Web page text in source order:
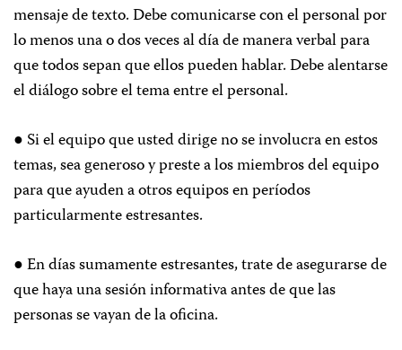
mensaje de texto. Debe comunicarse con el personal por
lo menos una o dos veces al día de manera verbal para
que todos sepan que ellos pueden hablar. Debe alentarse
el diálogo sobre el tema entre el personal.
● Si el equipo que usted dirige no se involucra en estos
temas, sea generoso y preste a los miembros del equipo
para que ayuden a otros equipos en períodos
particularmente estresantes.
● En días sumamente estresantes, trate de asegurarse de
que haya una sesión informativa antes de que las
personas se vayan de la oficina.